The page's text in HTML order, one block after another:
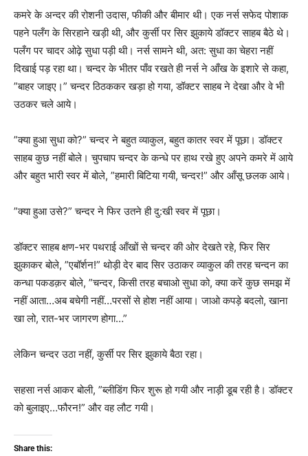
कमरे के अन्दर की रोशनी उदास, फीकी और बीमार थी। एक नर्स सफेद पोशाक
पहने पलँग के सिरहाने खड़ी थी, और कुर्सी पर सिर झुकाये डॉक्टर साहब बैठे थे।
पलँग पर चादर ओढ़े सुधा पड़ी थी। नर्स सामने थी, अत: सुधा का चेहरा नहीं
दिखाई पड़ रहा था। चन्दर के भीतर पाँव रखते ही नर्स ने आँख के इशारे से कहा,
”बाहर जाइए।” चन्दर ठिठककर खड़ा हो गया, डॉक्टर साहब ने देखा और वे भी
उठकर चले आये।
”क्या हुआ सुधा को?” चन्दर ने बहुत व्याकुल, बहुत कातर स्वर में पूछा। डॉक्टर
साहब कुछ नहीं बोले। चुपचाप चन्दर के कन्धे पर हाथ रखे हुए अपने कमरे में आये
और बहुत भारी स्वर में बोले, ”हमारी बिटिया गयी, चन्दर!” और आँसू छलक आये।
”क्या हुआ उसे?” चन्दर ने फिर उतने ही दु:खी स्वर में पूछा।
डॉक्टर साहब क्षण-भर पथराई आँखों से चन्दर की ओर देखते रहे, फिर सिर
झुकाकर बोले, ”एबॉर्शन!” थोड़ी देर बाद सिर उठाकर व्याकुल की तरह चन्दन का
कन्धा पकडक़र बोले, ”चन्दर, किसी तरह बचाओ सुधा को, क्या करें कुछ समझ में
नहीं आता…अब बचेगी नहीं…परसों से होश नहीं आया। जाओ कपड़े बदलो, खाना
खा लो, रात-भर जागरण होगा…”
लेकिन चन्दर उठा नहीं, कुर्सी पर सिर झुकाये बैठा रहा।
सहसा नर्स आकर बोली, ”ब्लीडिंग फिर शुरू हो गयी और नाड़ी डूब रही है। डॉक्टर
को बुलाइए…फौरन!” और वह लौट गयी।
Share this: